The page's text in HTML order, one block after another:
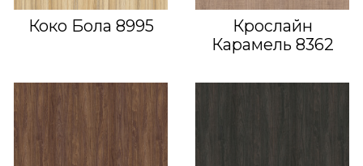
Коко Бола 8995
Крослайн
Карамель 8362